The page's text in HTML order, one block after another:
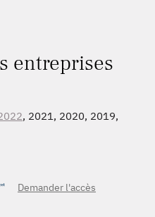
entreprises
, 2021, 2020, 2019,
Demander l'accès